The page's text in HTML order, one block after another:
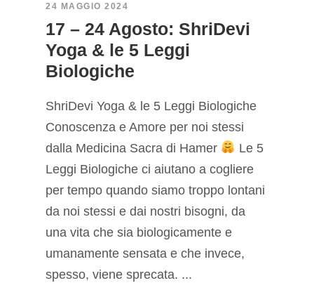
24 MAGGIO 2024
17 – 24 Agosto: ShriDevi
Yoga & le 5 Leggi
Biologiche
ShriDevi Yoga & le 5 Leggi Biologiche
Conoscenza e Amore per noi stessi
dalla Medicina Sacra di Hamer
Le 5
Leggi Biologiche ci aiutano a cogliere
per tempo quando siamo troppo lontani
da noi stessi e dai nostri bisogni, da
una vita che sia biologicamente e
umanamente sensata e che invece,
spesso, viene sprecata. ...